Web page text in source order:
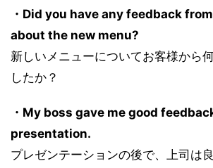
・Did you have any feedback
about the new menu?
新しいメニューについてお客様から
したか？
・My boss gave me good
presentation.
プレゼンテーションの後で、上司は